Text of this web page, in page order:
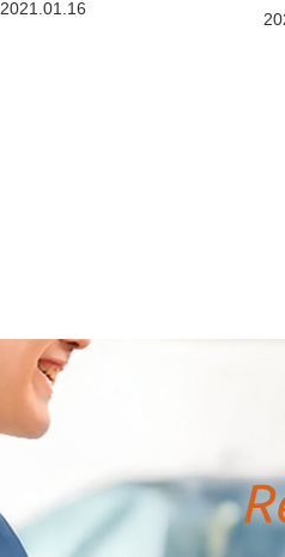
2021.01.16